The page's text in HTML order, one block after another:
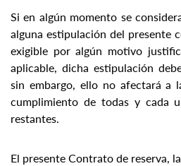
Si en algún momento se
alguna estipulación del presente
exigible por algún motivo
aplicable, dicha estipulación
sin embargo, ello no afectará a
cumplimiento de todas y cada
restantes.
El presente Contrato de reserva,